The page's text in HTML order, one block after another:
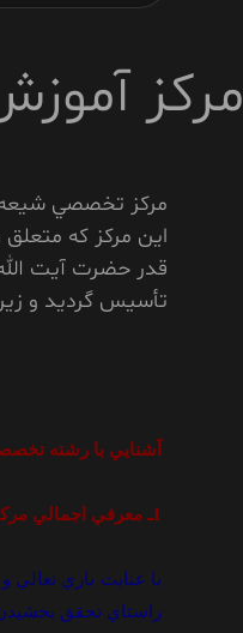
مرکز
مرکز تخصصي
اين مرکز که
تأسيس گرديد و
آشنايي با رشته
1ـ معرفي اجمالي مرکز آموزش تخصصي شيعه شناسي حوزه علميه قم
با عنايت باري
راستاي تحقق